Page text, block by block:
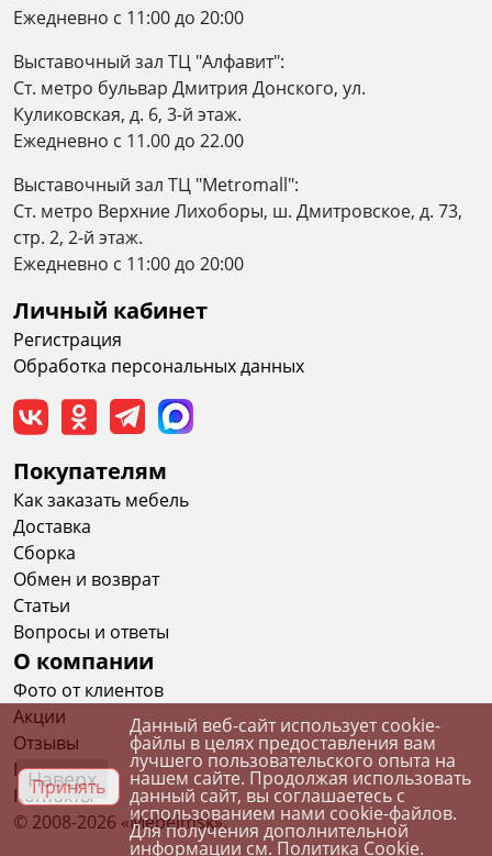
О компании
Фото от клиентов
Акции
Отзывы
Вакансии
Контакты
Покупателям
Как заказать мебель
Доставка
Сборка
Обмен и возврат
Статьи
Вопросы и ответы
Личный кабинет
Регистрация
Обработка персональных данных
Ежедневно c 11:00 до 20:00
Выставочный зал ТЦ "Алфавит":
Ст. метро бульвар Дмитрия Донского, ул.
Куликовская, д. 6, 3-й этаж.
Ежедневно с 11.00 до 22.00
Выставочный зал ТЦ "Metromall":
Ст. метро Верхние Лихоборы, ш. Дмитровское, д. 73,
стр. 2, 2-й этаж.
Eжедневно c 11:00 до 20:00
© 2008-2026 «Mebelmsk».
Наверх
Принять
Данный веб-сайт использует cookie-
файлы в целях предоставления вам
лучшего пользовательского опыта на
нашем сайте. Продолжая использовать
данный сайт, вы соглашаетесь с
использованием нами cookie-файлов.
Для получения дополнительной
информации см.Политика Cookie.